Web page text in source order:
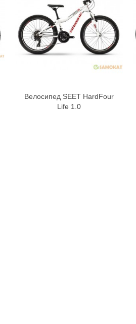
В корзину
Велосипед SEET HardFour
Life 1.0